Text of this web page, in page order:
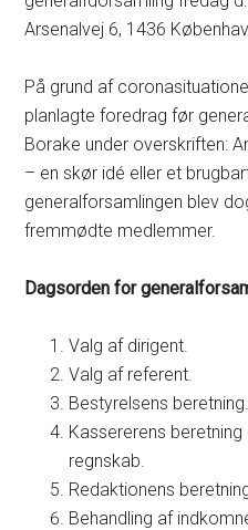
Arsenalvej 6, 1436
På grund af
planlagte foredrag før
Borake under overskriften:
– en skør idé eller et
generalforsamlingen blev
fremmødte medlemmer.
Dagsorden for
Valg af dirigent.
Valg af referent.
Bestyrelsens beretning.
Kassererens
regnskab.
Redaktionens
Behandling af